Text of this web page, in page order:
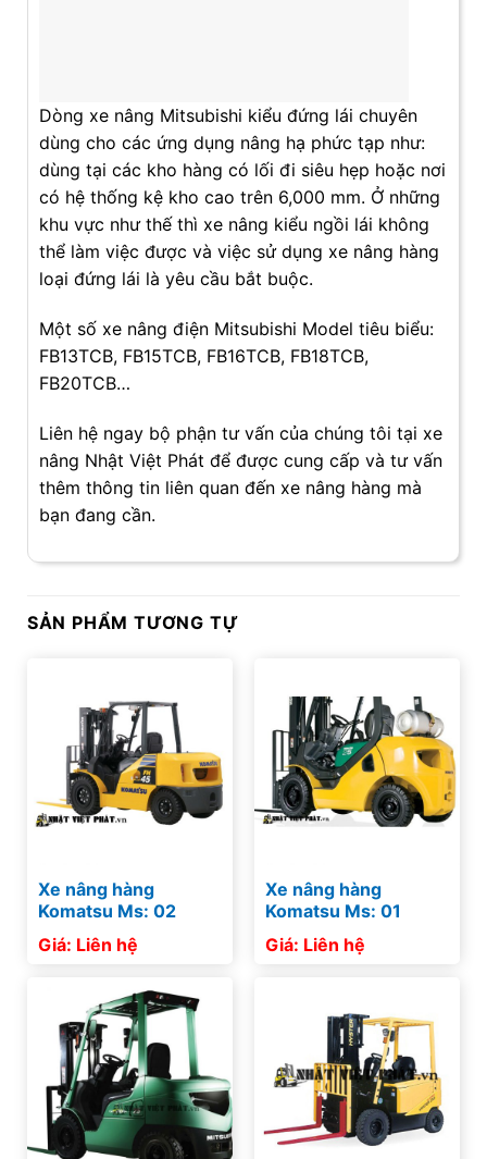
Dòng xe nâng Mitsubishi kiểu đứng lái chuyên
dùng cho các ứng dụng nâng hạ phức tạp như:
dùng tại các kho hàng có lối đi siêu hẹp hoặc nơi
có hệ thống kệ kho cao trên 6,000 mm. Ở những
khu vực như thế thì xe nâng kiểu ngồi lái không
thể làm việc được và việc sử dụng xe nâng hàng
loại đứng lái là yêu cầu bắt buộc.
Một số xe nâng điện Mitsubishi Model tiêu biểu:
FB13TCB, FB15TCB, FB16TCB, FB18TCB,
FB20TCB…
Liên hệ ngay bộ phận tư vấn của chúng tôi tại xe
nâng Nhật Việt Phát để được cung cấp và tư vấn
thêm thông tin liên quan đến xe nâng hàng mà
bạn đang cần.
SẢN PHẨM TƯƠNG TỰ
Xe nâng hàng
Komatsu Ms: 02
Giá: Liên hệ
Xe nâng hàng
Komatsu Ms: 01
Giá: Liên hệ